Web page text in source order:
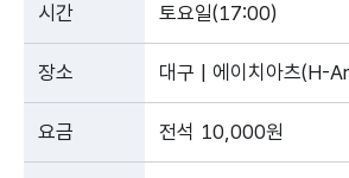
시간 토요일(17:00)
장소 대구 | 에이치아츠(H-
요금 전석 10,000원